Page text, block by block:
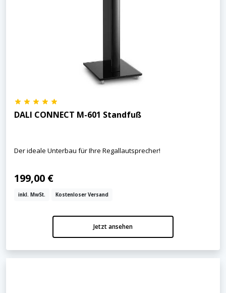
DALI CONNECT M-601 Standfuß
Der ideale Unterbau für Ihre Regallautsprecher!
199,00 €
inkl. MwSt. Kostenloser Versand
Jetzt ansehen